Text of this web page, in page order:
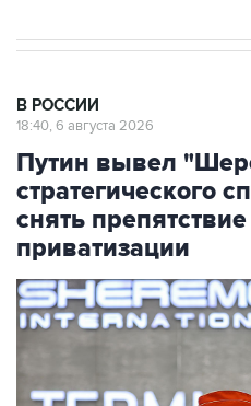
В РОССИИ
18:40, 6 августа 2026
Путин вывел
стратегического
снять
приватизации